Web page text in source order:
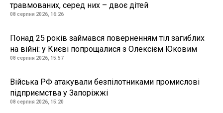
травмованих, серед них – двоє дітей
08 серпня 2026, 16:26
Понад 25 років займався поверненням тіл загиблих
на війні: у Києві попрощалися з Олексієм Юковим
08 серпня 2026, 15:57
Війська РФ атакували безпілотниками промислові
підприємства у Запоріжжі
08 серпня 2026, 15:20